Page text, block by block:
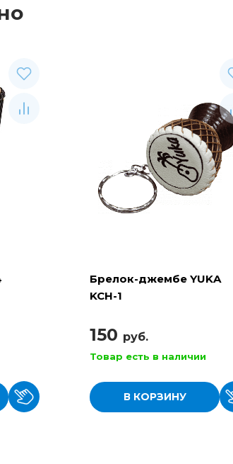
Брелок-джембе YUKA
KCH-1
150 руб.
Товар есть в наличии
В КОРЗИНУ